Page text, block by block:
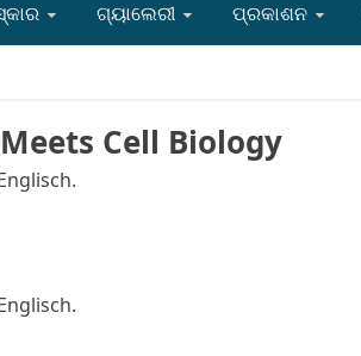
ଗ୍ୟାଲେରୀ ପ୍ରକାଶନ
Cell Biology